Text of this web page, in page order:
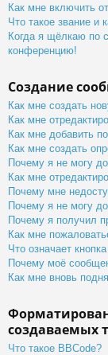
Как мне включить
Что такое звание и
Когда я щёлкаю по
конференцию!
Создание
Как мне создать
Как мне
Как мне добавить
Как мне создать
Почему я не могу
Как мне
Почему мне
Почему я не могу
Почему я получил
Как мне
Что означает
Почему моё
Как мне вновь
создаваемых
Что такое BBCode?